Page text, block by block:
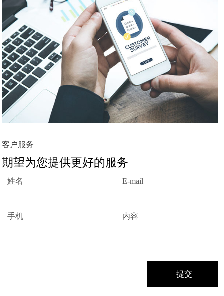
客户服务
期望为您提供更好的服务